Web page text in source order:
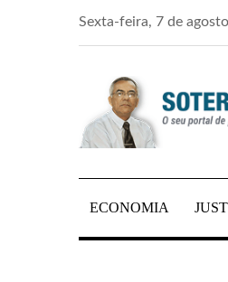
Sexta-feira, 7 de
PORTAL DE
ECONOMIA